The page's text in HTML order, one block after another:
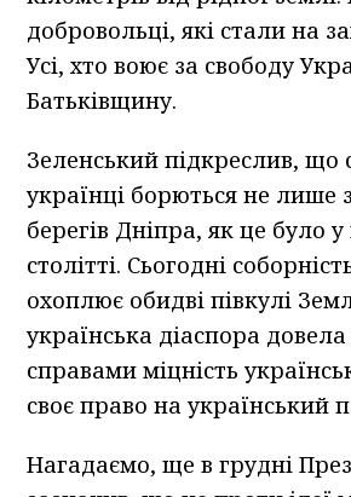
добровольці, які стали на
Усі, хто воює за свободу
Батьківщину.
Зеленський підкреслив, що
українці борються не лише
берегів Дніпра, як це було
столітті. Сьогодні
охоплює обидві півкулі
українська діаспора
справами міцність
своє право на український
Нагадаємо, ще в грудні